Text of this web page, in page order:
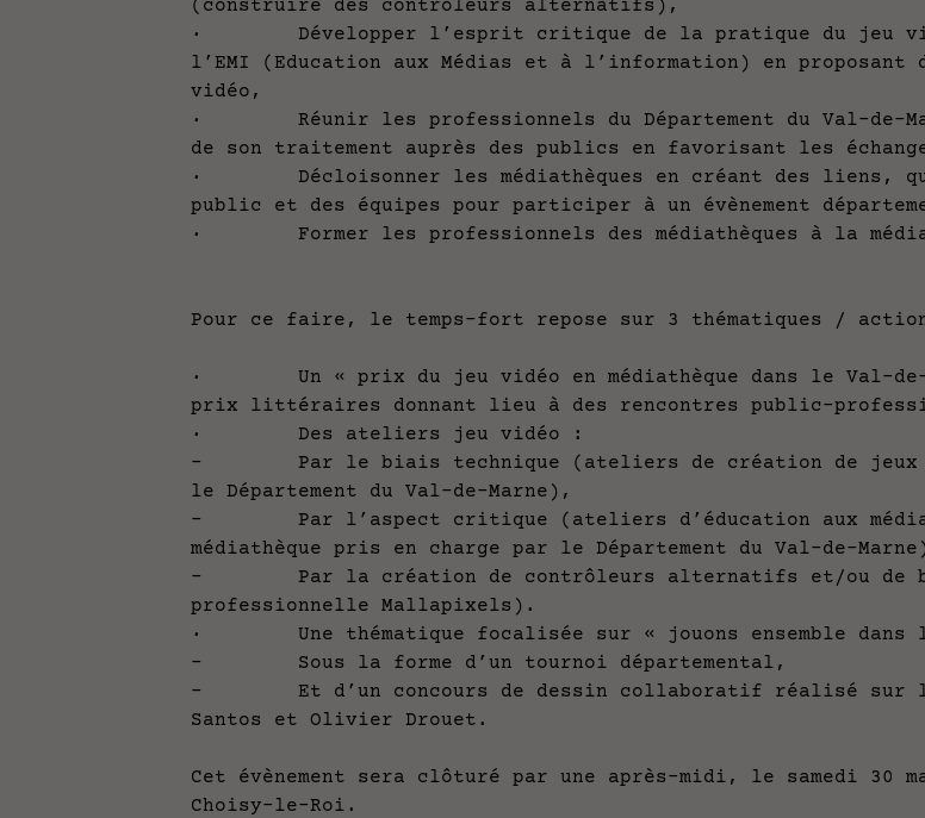
(construire des contrôleurs alternatifs),
· Développer l’esprit critique de la pratique du jeu
l’EMI (Education aux Médias et à l’information) en
vidéo,
· Réunir les professionnels du Département du Val-de-
de son traitement auprès des publics en favorisant les
· Décloisonner les médiathèques en créant des liens,
public et des équipes pour participer à un évènement
· Former les professionnels des médiathèques à la
Pour ce faire, le temps-fort repose sur 3 thématiques /
· Un « prix du jeu vidéo en médiathèque dans le Val-de-
prix littéraires donnant lieu à des rencontres public-
· Des ateliers jeu vidéo :
- Par le biais technique (ateliers de création de jeux
le Département du Val-de-Marne),
- Par l’aspect critique (ateliers d’éducation aux
médiathèque pris en charge par le Département du Val-de-
- Par la création de contrôleurs alternatifs et/ou de
professionnelle Mallapixels).
· Une thématique focalisée sur « jouons ensemble dans
- Sous la forme d’un tournoi départemental,
- Et d’un concours de dessin collaboratif réalisé sur
Santos et Olivier Drouet.
Cet évènement sera clôturé par une après-midi, le samedi 30
Choisy-le-Roi.